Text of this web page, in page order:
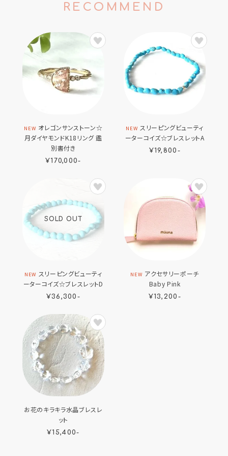
RECOMMEND
NEW オレゴンサンストーン☆
月ダイヤモンドK18リング 鑑
別書付き
¥170,000-
NEW スリーピングビューティ
ーターコイズ☆ブレスレットA
¥19,800-
SOLD OUT
NEW スリーピングビューティ
ーターコイズ☆ブレスレットD
¥36,300-
NEW アクセサリーポーチ
Baby Pink
¥13,200-
お花のキラキラ水晶ブレスレ
ット
¥15,400-